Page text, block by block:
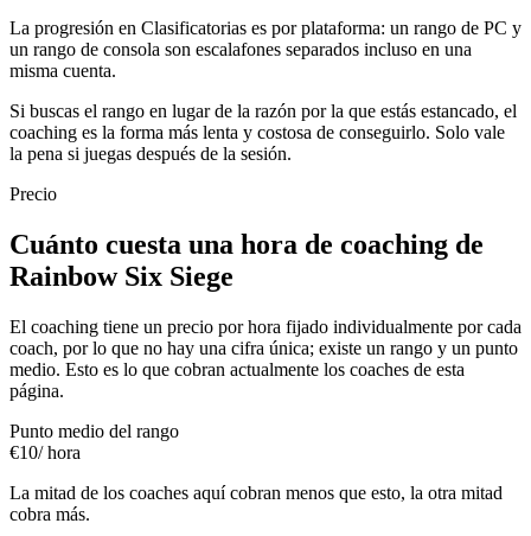
La progresión en Clasificatorias es por plataforma: un rango de PC y
un rango de consola son escalafones separados incluso en una
misma cuenta.
Si buscas el rango en lugar de la razón por la que estás estancado, el
coaching es la forma más lenta y costosa de conseguirlo. Solo vale
la pena si juegas después de la sesión.
Precio
Cuánto cuesta una hora de coaching de
Rainbow Six Siege
El coaching tiene un precio por hora fijado individualmente por cada
coach, por lo que no hay una cifra única; existe un rango y un punto
medio. Esto es lo que cobran actualmente los coaches de esta
página.
Punto medio del rango
€10/ hora
La mitad de los coaches aquí cobran menos que esto, la otra mitad
cobra más.